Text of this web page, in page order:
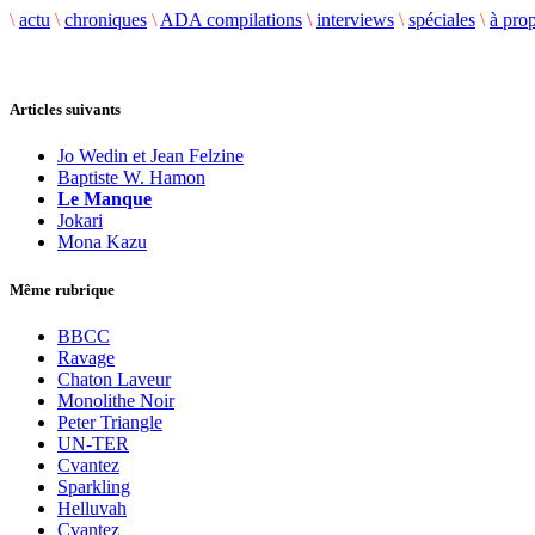
\ actu \ chroniques \ ADA compilations \ interviews \ spéciales \ à
Articles suivants
Jo Wedin et Jean Felzine
Baptiste W. Hamon
Le Manque
Jokari
Mona Kazu
Même rubrique
BBCC
Ravage
Chaton Laveur
Monolithe Noir
Peter Triangle
UN-TER
Cvantez
Sparkling
Helluvah
Cvantez